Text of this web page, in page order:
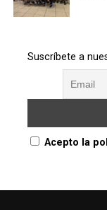
Suscríbete a
Acepto la